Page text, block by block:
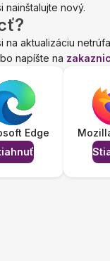
nainštalujte nový.
aktualizáciu
napíšte na
Edge